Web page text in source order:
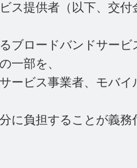
ス提供者（以下、交付
ブロードバンドサービ
一部を、
ービス事業者、モバ
に負担することが義務